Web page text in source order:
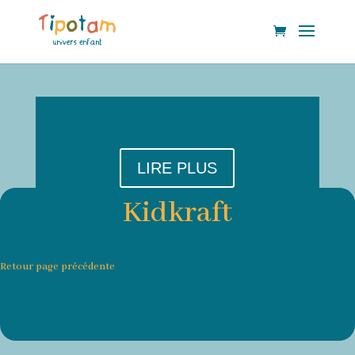
LIRE PLUS
Kidkraft
Retour page précédente